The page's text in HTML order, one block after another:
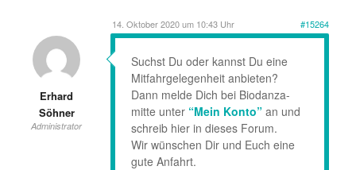
14. Oktober 2020 um 10:43 Uhr #15264
Erhard
Söhner
Administrator
Suchst Du oder kannst Du eine
Mitfahrgelegenheit anbieten?
Dann melde Dich bei Biodanza-
mitte unter “Mein Konto”an und
schreib hier in dieses Forum.
Wir wünschen Dir und Euch eine
gute Anfahrt.